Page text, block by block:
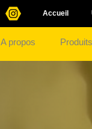
A propos Produits
Accueil